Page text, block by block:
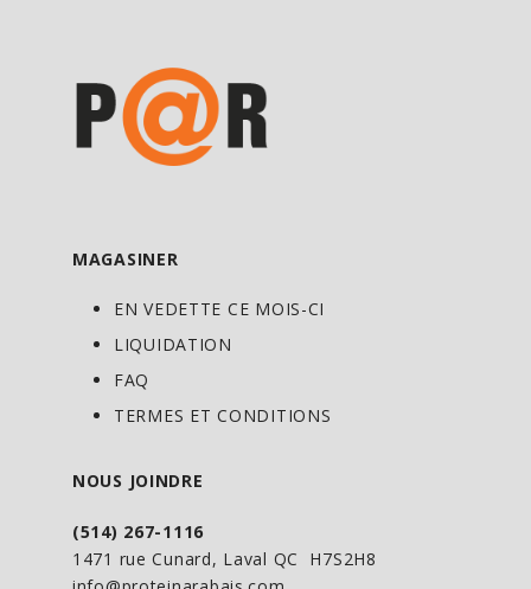
MAGASINER
EN VEDETTE CE MOIS-CI
LIQUIDATION
FAQ
TERMES ET CONDITIONS
NOUS JOINDRE
(514) 267-1116
1471 rue Cunard, Laval QC H7S2H8